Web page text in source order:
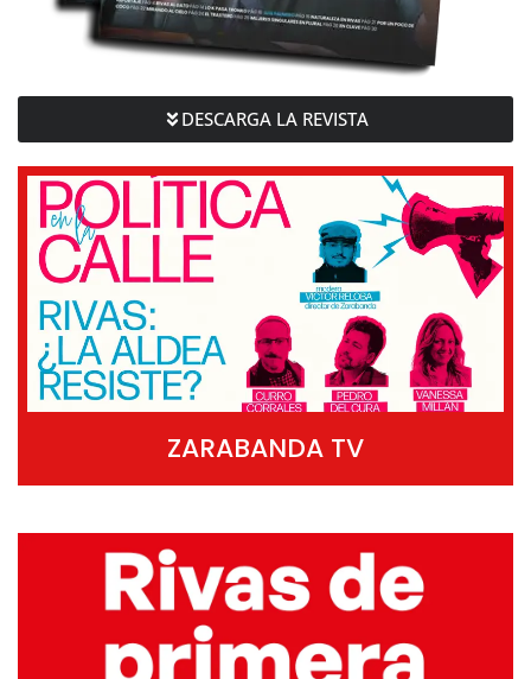
DESCARGA LA REVISTA
ZARABANDA TV